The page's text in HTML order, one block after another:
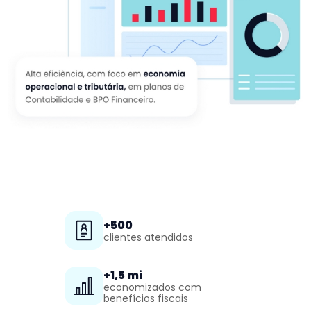
+500
clientes atendidos
+1,5 mi
economizados com
benefícios fiscais